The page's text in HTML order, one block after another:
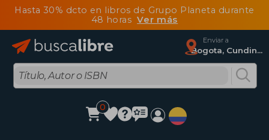
Hasta 30% dcto en libros de Grupo Planeta durante
48 horasVer más
Enviar a
Bogota, Cundinamarca
0